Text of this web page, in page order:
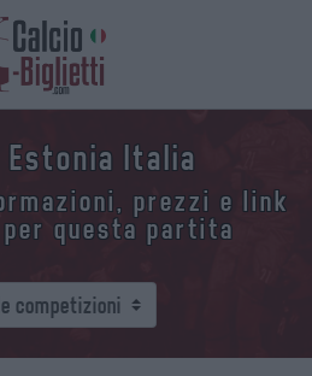
Italia
prezzi e link
questa partita